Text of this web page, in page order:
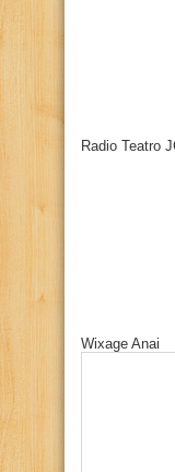
Radio Teatro
Wixage Anai